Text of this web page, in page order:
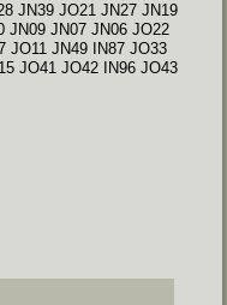
JN39 JO21 JN27 JN19
JN09 JN07 JN06 JO22
JO11 JN49 IN87 JO33
JO41 JO42 IN96 JO43